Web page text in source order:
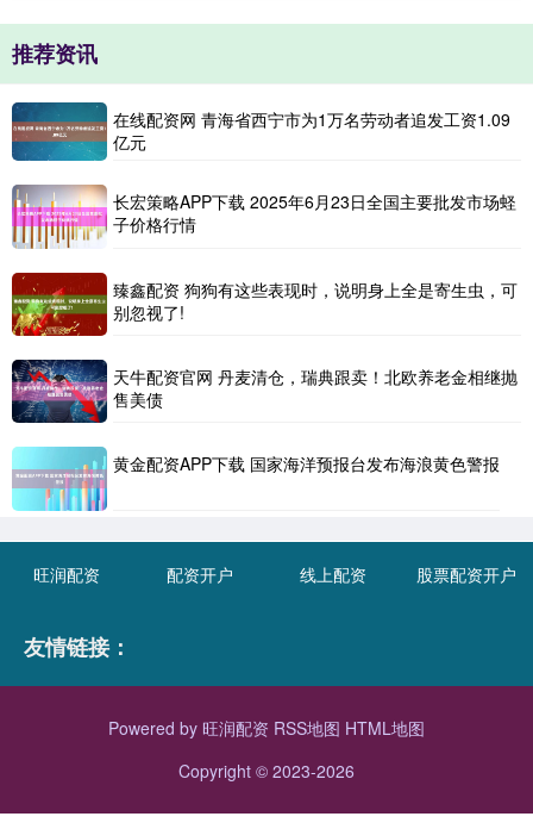
推荐资讯
在线配资网 青海省西宁市为1万名劳动者追发工资1.09
亿元
长宏策略APP下载 2025年6月23日全国主要批发市场蛏
子价格行情
臻鑫配资 狗狗有这些表现时，说明身上全是寄生虫，可
别忽视了!
天牛配资官网 丹麦清仓，瑞典跟卖！北欧养老金相继抛
售美债
黄金配资APP下载 国家海洋预报台发布海浪黄色警报
旺润配资 配资开户 线上配资 股票配资开户
友情链接：
Powered by 旺润配资 RSS地图 HTML地图
Copyright © 2023-2026